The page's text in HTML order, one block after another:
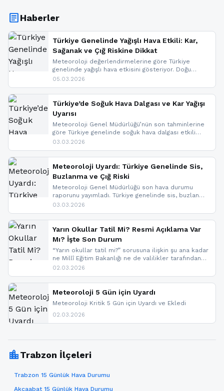
articleHaberler
Türkiye Genelinde Yağışlı Hava Etkili: Kar,
Sağanak ve Çığ Riskine Dikkat
Meteoroloji değerlendirmelerine göre Türkiye
genelinde yağışlı hava etkisini gösteriyor. Doğu
bölgelerinde kar yağışı beklenirken Marmara ve
ise çığ tehlikesi bulunuyor. İç kesimlerde sis ve pus
nedeniyle görüş mesafesinde azalma
yaşanabileceği belirtiliyor.
05.03.2026
Türkiye’de Soğuk Hava Dalgası ve Kar Yağışı
Uyarısı
Meteoroloji Genel Müdürlüğü’nün son tahminlerine
göre Türkiye genelinde soğuk hava dalgası etkili
oluyor. Birçok il için kar yağışı ve buzlanma uyarısı
03.03.2026
Meteoroloji Uyardı: Türkiye Genelinde Sis,
Buzlanma ve Çığ Riski
Meteoroloji Genel Müdürlüğü son hava durumu
raporunu yayımladı. Türkiye genelinde sis, buzlanma
ve don beklenirken Doğu Anadolu ve Doğu
yapıldı. İşte son dakika meteoroloji gelişmeleri.
03.03.2026
Yarın Okullar Tatil Mi? Resmi Açıklama Var
Mı? İşte Son Durum
“Yarın okullar tatil mi?” sorusuna ilişkin şu ana kadar
ne Millî Eğitim Bakanlığı ne de valilikler tarafından
yapılmış resmi bir tatil açıklaması bulunmamaktadır.
paylaşacağız. En hızlı şekilde haberdar olmak için
sitemizi takip edebilir ve bildirimleri açabilirsiniz.
02.03.2026
Meteoroloji 5 Gün için Uyardı
Meteoroloji Kritik 5 Gün için Uyardı ve Ekledi
02.03.2026
location_cityTrabzon İlçeleri
Trabzon 15 Günlük Hava Durumu
Akçaabat 15 Günlük Hava Durumu